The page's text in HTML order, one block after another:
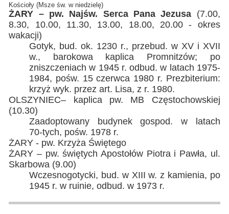
Kościoły (Msze św. w niedzielę)
ŻARY – pw. Najśw. Serca Pana Jezusa (7.00,
8.30, 10.00, 11.30, 13.00, 18.00, 20.00 - okres
wakacji)
Gotyk, bud. ok. 1230 r., przebud. w XV i XVII
w., barokowa kaplica Promnitzów; po
zniszczeniach w 1945 r. odbud. w latach 1975-
1984, pośw. 15 czerwca 1980 r. Prezbiterium:
krzyż wyk. przez art. Lisa, z r. 1980.
OLSZYNIEC– kaplica pw. MB Częstochowskiej
(10.30)
Zaadoptowany budynek gospod. w latach
70‑tych, pośw. 1978 r.
ŻARY - pw. Krzyża Świętego
ŻARY – pw. świętych Apostołów Piotra i Pawła, ul.
Skarbowa (9.00)
Wczesnogotycki, bud. w XIII w. z kamienia, po
1945 r. w ruinie, odbud. w 1973 r.